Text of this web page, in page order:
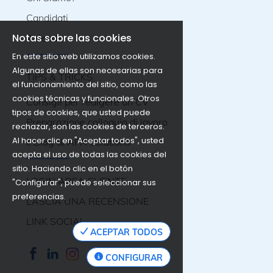
verrà dato ritorno ai profili che si rifanno
alla descrizione.
Edilizia / Architettura d'interni. - Esperienza
pregressa di almeno 5 anni nel ruolo di
Project Manager presso imprese generali o
studi di progettazione in Svizzera. - Ottima
conoscenza delle normative edilizie locali
(LALia, norme SIA) e delle procedure per le
domande di costruzione in Ticino. -
Spiccate doti di negoziazione, forte
orientamento al risultato economico e
capacità di problem-solving sotto stress. -
Padronanza dei principali software di
Project Management (MS Project) e dei
programmi di computo e preventivazione
(Messerli / Baubit). Se interessati, caricate
la Vostra Candidatura completa di
Curriculum Vitae, Certificati di lavoro e
Certificati di Formazione.
Candidati
Aziende
TIPS & TRICKS
Consigli per redigere un CV
Preparazione colloquio di lavoro
Il Blog di APA Solutions
LOGIN AREA CLIENTE
LASCIA UNA RECENSIONE
LINK SOCIAL
Notas sobre las cookies
En este sitio web utilizamos cookies.
Algunas de ellas son necesarias para
el funcionamiento del sitio, como las
cookies técnicas y funcionales. Otros
tipos de cookies, que usted puede
rechazar, son las cookies de terceros.
Al hacer clic en "Aceptar todos", usted
acepta el uso de todas las cookies del
sitio. Haciendo clic en el botón
"Configurar", puede seleccionar sus
preferencias.
ACEPTAR TODOS
CONFIGURAR